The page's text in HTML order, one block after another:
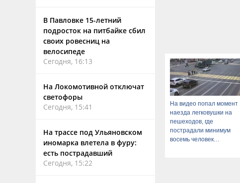
В Павловке 15-летний
подросток на питбайке сбил
своих ровесниц на
велосипеде
Сегодня, 16:13
На Локомотивной отключат
светофоры
Сегодня, 15:41
На трассе под Ульяновском
иномарка влетела в фуру:
есть пострадавший
Сегодня, 15:22
На видео попал момент
наезда легковушки на
пешеходов, где
пострадали минимум
восемь человек